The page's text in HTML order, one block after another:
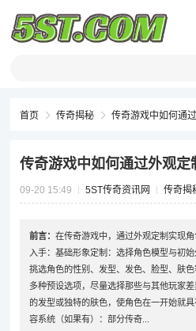
首页 传奇揭秘 传奇游戏中如何通
传奇游戏中如何通过外观
09-20 15:49 5ST传奇资讯网 传奇揭
前言： 在传奇游戏中，通过外观定制实现
入手：基础形象定制：选择角色模型与初
挑选角色的性别、发型、发色、脸型、肤
多种预设选项，尽量选择那些与其他玩家
的发型或独特的肤色，使角色在一开始就
容系统（如果有）：部分传奇...